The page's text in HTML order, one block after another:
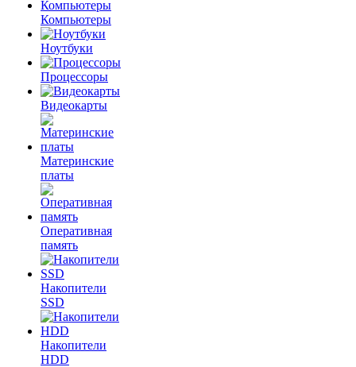
Компьютеры
Ноутбуки
Процессоры
Видеокарты
Материнские
платы
Оперативная
память
Накопители
SSD
Накопители
HDD